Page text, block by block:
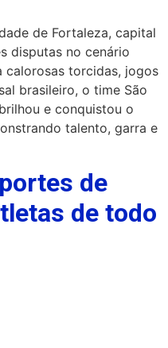
de Fortaleza, capital
disputas no cenário
calorosas torcidas, jogos
brasileiro, o time São
e conquistou o
talento, garra e
de
de todo